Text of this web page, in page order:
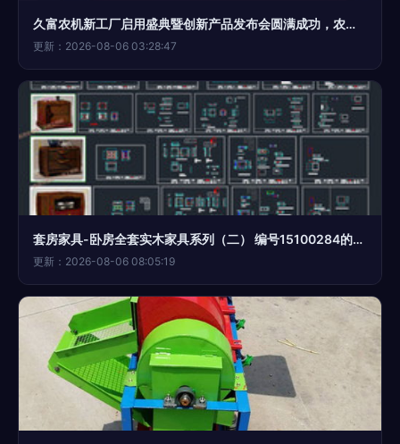
久富农机新工厂启用盛典暨创新产品发布会圆满成功，农业机械化焕新篇章
更新：2026-08-06 03:28:47
套房家具-卧房全套实木家具系列（二） 编号15100284的集成设计哲学
更新：2026-08-06 08:05:19